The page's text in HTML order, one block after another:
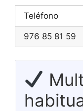
Teléfono
976 85 81 59